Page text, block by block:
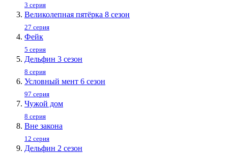
3 серия
Великолепная пятёрка 8 сезон
27 серия
Фейк
5 серия
Дельфин 3 сезон
8 серия
Условный мент 6 сезон
97 серия
Чужой дом
8 серия
Вне закона
12 серия
Дельфин 2 сезон